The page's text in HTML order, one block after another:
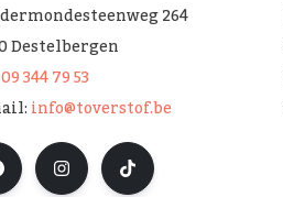
264
Destelbergen
09 344 79 53
info@toverstof.be